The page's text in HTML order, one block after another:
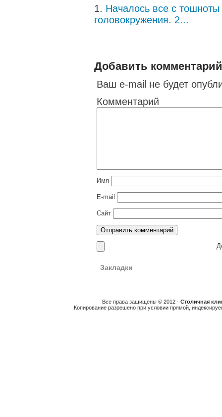
Началось все с
головокружения. 2...
Добавить комментарий
Ваш e-mail не будет
Комментарий
Имя
E-mail
Сайт
Закладки
Все права защищены © 2012 - Столичная
Копирование разрешено при условии прямой,